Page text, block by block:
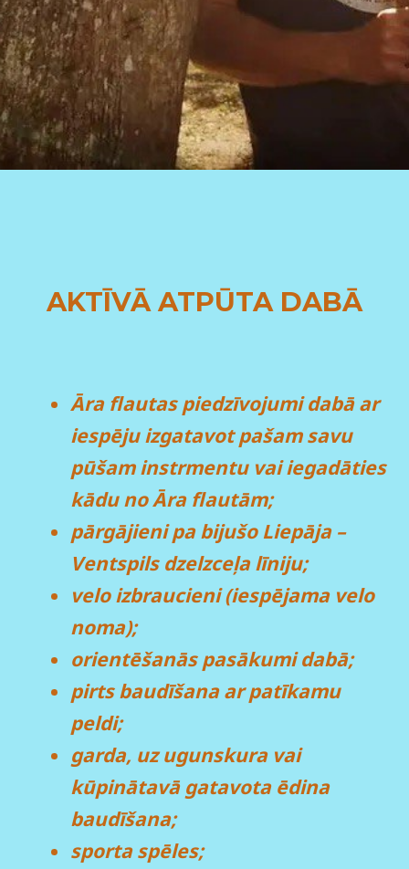
AKTĪVĀ ATPŪTA DABĀ
Āra flautas piedzīvojumi dabā ar
iespēju izgatavot pašam savu
pūšam instrmentu vai iegadāties
kādu no Āra flautām;
pārgājieni pa bijušo Liepāja –
Ventspils dzelzceļa līniju;
velo izbraucieni (iespējama velo
noma);
orientēšanās pasākumi dabā;
pirts baudīšana ar patīkamu
peldi;
garda, uz ugunskura vai
kūpinātavā gatavota ēdina
baudīšana;
sporta spēles;